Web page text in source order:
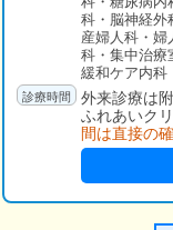
木が谷在宅介護支援
りながら、地域の皆
科・脳神経外
産婦人科・婦
科・集中治療
緩和ケア内科
外来診療は
ふれあいク
間は直接の